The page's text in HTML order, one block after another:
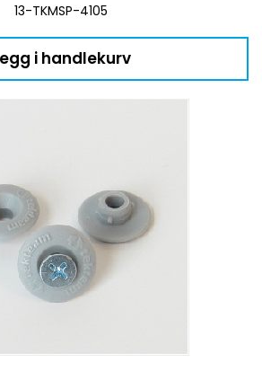
13-TKMSP-4105
i handlekurv